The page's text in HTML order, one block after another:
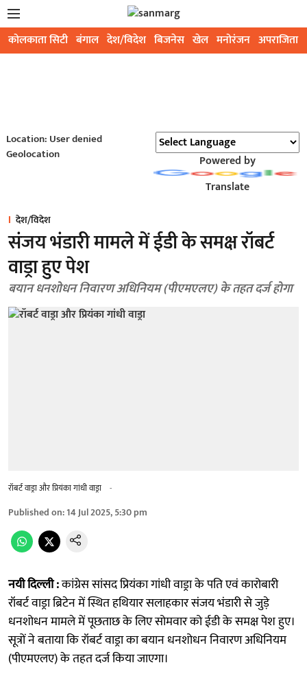
कोलकाता सिटी बंगाल देश/विदेश बिजनेस खेल मनोरंजन अपराजिता
Location: User denied
Geolocation
Powered by
Translate
देश/विदेश
संजय भंडारी मामले में ईडी के समक्ष रॉबर्ट
वाड्रा हुए पेश
बयान धनशोधन निवारण अधिनियम (पीएमएलए) के तहत दर्ज होगा
रॉबर्ट वाड्रा और प्रियंका गांधी वाड्रा -
Published on:14 Jul 2025, 5:30 pm
नयी दिल्ली :कांग्रेस सांसद प्रियंका गांधी वाड्रा के पति एवं कारोबारी
रॉबर्ट वाड्रा ब्रिटेन में स्थित हथियार सलाहकार संजय भंडारी से जुड़े
धनशोधन मामले में पूछताछ के लिए सोमवार को ईडी के समक्ष पेश हुए।
सूत्रों ने बताया कि रॉबर्ट वाड्रा का बयान धनशोधन निवारण अधिनियम
(पीएमएलए) के तहत दर्ज किया जाएगा।